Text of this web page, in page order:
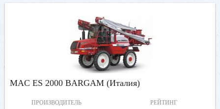
MAC ES 2000 BARGAM (Италия)
ПРОИЗВОДИТЕЛЬ РЕЙТИНГ